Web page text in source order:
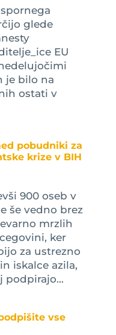
glede
EU
je bilo na
ostati v
pobudniki za
krize v BIH
900 oseb v
še vedno brez
mrzlih
ker
za ustrezno
iskalce azila,
podpirajo...
vse